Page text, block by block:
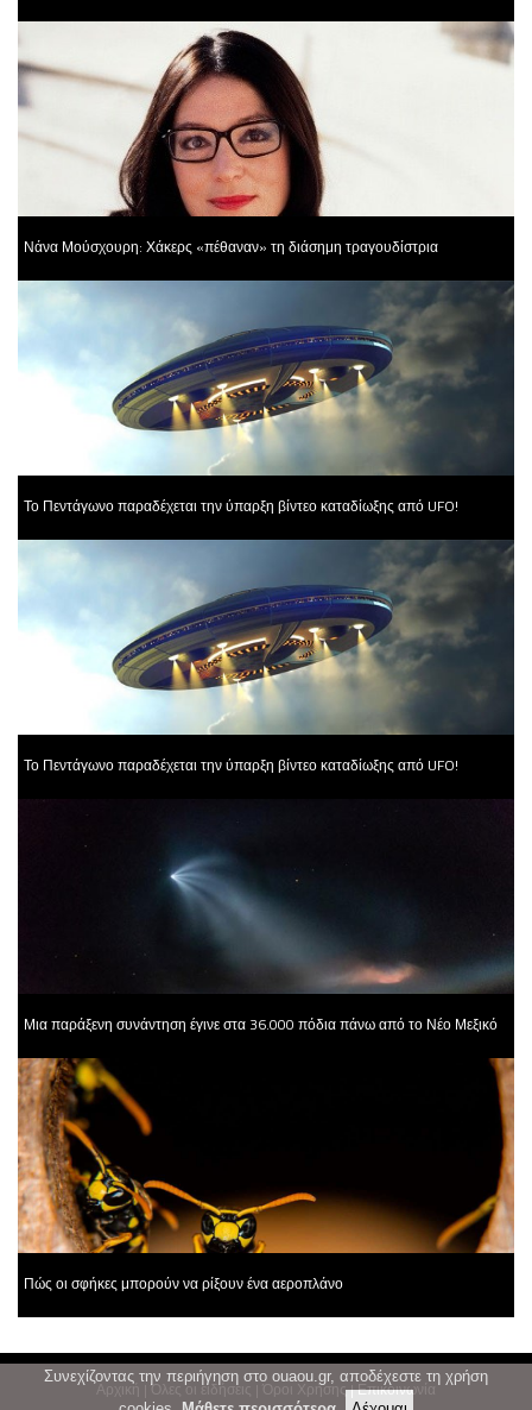
Νάνα Μούσχουρη: Χάκερς «πέθαναν» τη διάσημη τραγουδίστρια
Το Πεντάγωνο παραδέχεται την ύπαρξη βίντεο καταδίωξης από UFO!
Το Πεντάγωνο παραδέχεται την ύπαρξη βίντεο καταδίωξης από UFO!
Μια παράξενη συνάντηση έγινε στα 36.000 πόδια πάνω από το Νέο Μεξικό
Πώς οι σφήκες μπορούν να ρίξουν ένα αεροπλάνο
Αρχική |Όλες οι ειδήσεις |Όροι Χρήσης|Επικοινωνία
Συνεχίζοντας την περιήγηση στο ouaou.gr, αποδέχεστε τη χρήση